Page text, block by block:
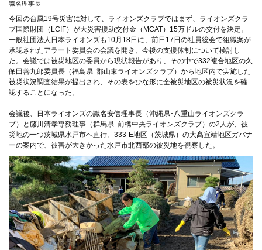
識名理事長
今回の台風19号災害に対して、ライオンズクラブではまず、ライオンズクラ
ブ国際財団（LCIF）が大災害援助交付金（MCAT）15万ドルの交付を決定。
一般社団法人日本ライオンズも10月18日に、前日17日の社員総会で組織案が
承認されたアラート委員会の会議を開き、今後の支援体制について検討し
た。会議では被災地区の委員から現状報告があり、その中で332複合地区の久
保田善九郎委員長（福島県･郡山東ライオンズクラブ）から地区内で実施した
被災状況調査結果が提出され、その表をひな形に全被災地区の被災状況を確
認することになった。
会議後、日本ライオンズの識名安信理事長（沖縄県･八重山ライオンズクラ
ブ）と藤川清孝専務理事（群馬県･前橋中央ライオンズクラブ）の2人が、被
災地の一つ茨城県水戸市へ直行。333-E地区（茨城県）の大髙宣靖地区ガバナ
ーの案内で、被害が大きかった水戸市北西部の被災地を視察した。